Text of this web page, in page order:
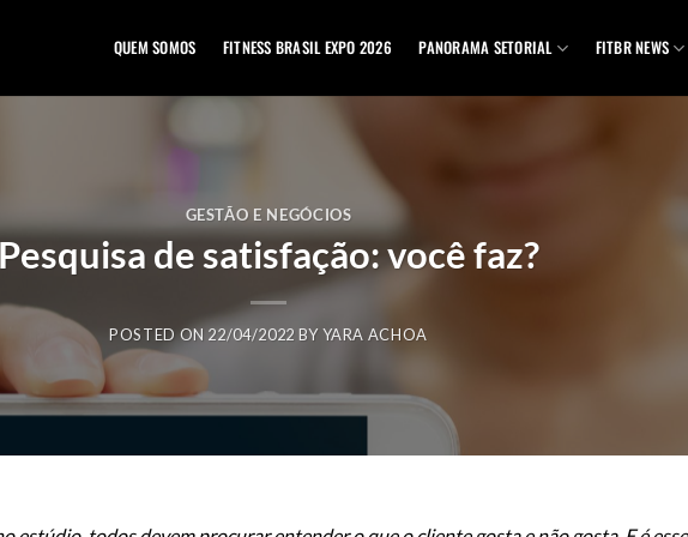
QUEM SOMOS FITNESS BRASIL EXPO 2026 PANORAMA SETORIAL FITBR NEWS
GESTÃO E NEGÓCIOS
Pesquisa de satisfação: você faz?
POSTED ON 22/04/2022 BYYARA ACHOA